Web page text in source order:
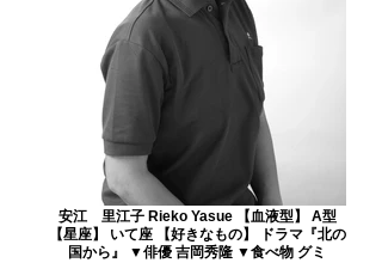
安江 里江子 Rieko Yasue 【血液型】 A型
【星座】 いて座 【好きなもの】 ドラマ『北の
国から』 ▼俳優 吉岡秀隆 ▼食べ物 グミ